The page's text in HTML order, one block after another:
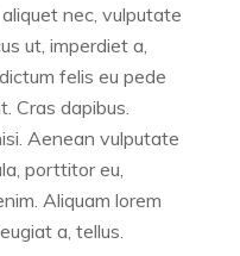
nec, vulputate
ut, imperdiet a,
felis eu pede
Cras dapibus.
Aenean vulputate
porttitor eu,
Aliquam lorem
a, tellus.